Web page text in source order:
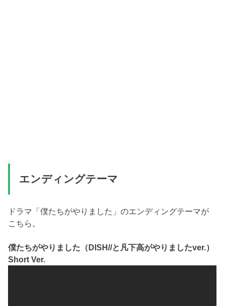
エンディングテーマ
ドラマ「僕たちがやりました」のエンディングテーマが
こちら。
僕たちがやりました（DISH//と凡下高がやりましたver.）
Short Ver.